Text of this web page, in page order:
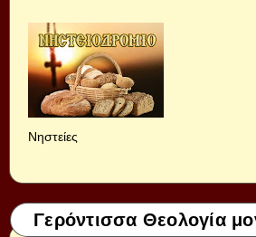
Νηστείες
Γερόντισσα Θεολογία